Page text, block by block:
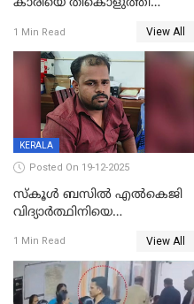
കാരിയെ തീകൊളുത്തി
ക്രൂരകൊലപാതകത്തില്‍
സഹോദരിപുത്രന് ജീവപര്യന്തം
1 Min Read View All
KERALA
Posted On 19-12-2025
സ്കൂൾ ബസിൽ എൽകെജി
വിദ്യാര്‍ത്ഥിനിയെ
ക്ലീനര്‍ പിടിയിൽ
1 Min Read View All